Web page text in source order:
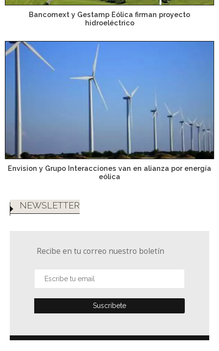
Bancomext y Gestamp Eólica firman proyecto
hidroeléctrico
Envision y Grupo Interacciones van en alianza por energía
eólica
NEWSLETTER
Recibe en tu correo nuestro boletín